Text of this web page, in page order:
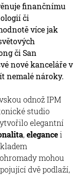
finančnímu
či
více jak
či San
nové kanceláře v
nemalé nároky.
odnož IPM
studio
elegantní
,elegancei
mohou
dvě podlaží,